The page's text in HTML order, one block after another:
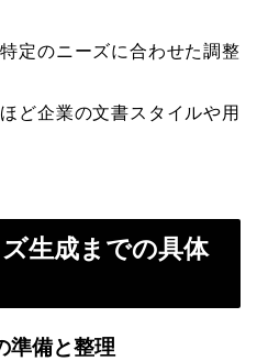
特定のニーズに合わせた調整
ど企業の文書スタイルや用
生成までの具体
準備と整理